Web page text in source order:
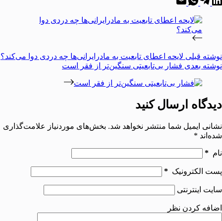
نوشته قبلی لایحه اعطای تابعیت به مادرایرانی‌ها چه دردی دوا می‌كند؟
نوشته بعدی فشار بی‌تابعیتی سنگین‌تر از فقر است
دیدگاه ارسال کنید
نشانی ایمیل شما منتشر نخواهد شد. بخش‌های موردنیاز علامت‌گذاری
شده‌اند *
نام *
پست الکترونیک *
سایت اینترنتی
اضافه کردن نظر